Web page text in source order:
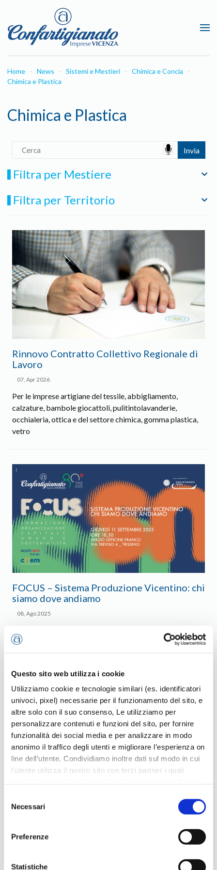
Questo sito web utilizza i cookie
Utilizziamo cookie e tecnologie similari (es. identificatori
univoci, pixel) necessarie per il funzionamento del sito, e
altre solo con il suo consenso, Le utilizziamo per
personalizzare contenuti e funzioni del sito, per fornire
funzionalità dei social media e per analizzare in modo
anonimo il traffico degli utenti e migliorare l’esperienza on
line dell’utente. Condividiamo inoltre dati sul modo in cui
l'utente utilizza il nostro sito con terzi partner i quali
loro servizi, per finalità pubblicitarie creando elenchi di
segmenti di pubblico per fornire annunci sui social media
comportamenti degli utenti. Lei può dare, rifiutare o
a tutti i cookie di una certa categoria, o ad alcuni di essi,
delNecessari
Preferenze
Statistiche
Passa al contenuto principale
Home News Sistemi e Mestieri
Chimica e Concia
Chimica e Plastica
Chimica e Plastica
Filtra per Mestiere
Filtra per Territorio
Rinnovo Contratto Collettivo Regionale di
Lavoro
07, Apr 2026
Per le imprese artigiane del tessile, abbigliamento,
calzature, bambole giocattoli, pulitintolavanderie,
occhialeria, ottica e del settore chimica, gomma plastica,
vetro
FOCUS – Sistema Produzione Vicentino: chi
siamo dove andiamo
08, Ago 2025
di una indagine effettuata tra le imprese associate.
Incontro giovedì 11 settembre 2025, ore 18.30, a Trissino.
Insieme
Incontro con Sebastiano Zanolli, giovedì 19 settembre